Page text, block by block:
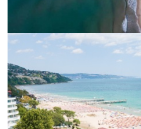
Sommerangebote
Lifestyle *****Hotels